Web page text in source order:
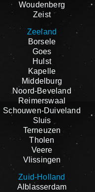
Woudenberg
Zeist
Zeeland
Borsele
Goes
Hulst
Kapelle
Middelburg
Noord-Beveland
Reimerswaal
Schouwen-Duiveland
Sluis
Terneuzen
Tholen
Veere
Vlissingen
Zuid-Holland
Alblasserdam